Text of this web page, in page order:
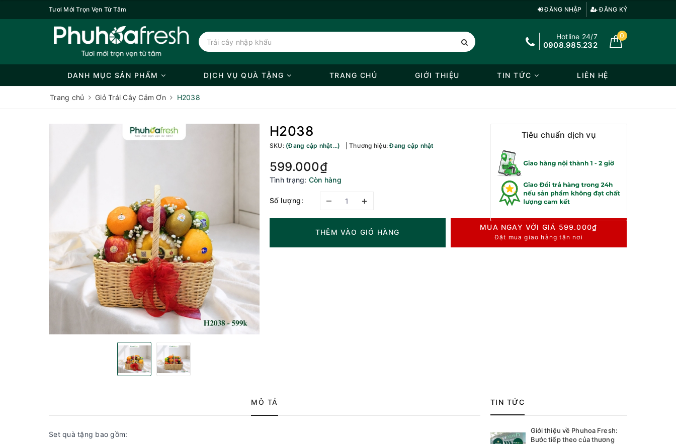
Tươi Mới Trọn Vẹn Từ Tâm ĐĂNG NHẬP ĐĂNG KÝ
Hotline 24/7
0908.985.232
0
DANH MỤC SẢN PHẨM DỊCH VỤ QUÀ TẶNG TRANG CHỦ GIỚI THIỆU TIN TỨC LIÊN HỆ
Trang chủ Giỏ Trái Cây Cảm Ơn H2038
H2038
SKU: (Đang cập nhật...) Thương hiệu:Đang cập nhật
599.000₫
Tình trạng: Còn hàng
Số lượng: – +
THÊM VÀO GIỎ HÀNG
MUA NGAY VỚI GIÁ 599.000₫
Đặt mua giao hàng tận nơi
Tiêu chuẩn dịch vụ
MÔ TẢ
Set quà tặng bao gồm:
TIN TỨC
Giới thiệu về Phuhoa Fresh:
Bước tiếp theo của thương